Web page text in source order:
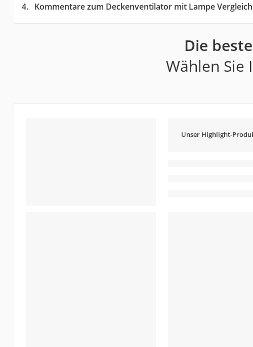
Kommentare zum Deckenventilator mit Lampe Vergleich
Die
Wählen Sie
Unser Highlight-